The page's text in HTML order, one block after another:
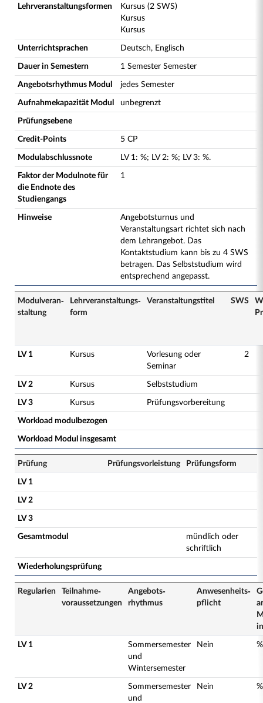
Lehrveranstaltungsformen
Kursus (2 SWS)
Kursus
Kursus
Unterrichtsprachen Deutsch, Englisch
Dauer in Semestern 1 Semester Semester
Angebotsrhythmus Modul jedes Semester
Aufnahmekapazität Modul unbegrenzt
Prüfungsebene
Credit-Points 5 CP
Modulabschlussnote LV 1: %; LV 2: %; LV 3: %.
Faktor der Modulnote für
die Endnote des
Studiengangs
1
Hinweise
Angebotsturnus und
Veranstaltungsart richtet sich nach
dem Lehrangebot. Das
Kontaktstudium kann bis zu 4 SWS
betragen. Das Selbststudium wird
entsprechend angepasst.
Modulveran­
staltung
Lehrveranstaltungs­
form
Veranstaltungs­titel SWS
LV 1 Kursus
Vorlesung oder
Seminar
2
LV 2 Kursus Selbststudium
LV 3 Kursus Prüfungsvorbereitung
Workload modulbezogen
Workload Modul insgesamt
Prüfung Prüfungsvorleistung Prüfungsform
LV 1
LV 2
LV 3
Gesamtmodul
mündlich oder
schriftlich
Wiederholungsprüfung
Regularien
Teilnahme­
voraussetzungen
Angebots­
rhythmus
Anwesenheits­
pflicht
LV 1
Sommersemester
und
Wintersemester
Nein %
LV 2
Sommersemester
und
Nein %